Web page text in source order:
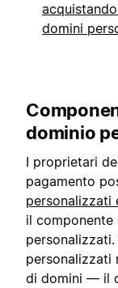
domini
dominio
I proprietari
pagamento
personalizzati
il
personalizzati
di domini — il